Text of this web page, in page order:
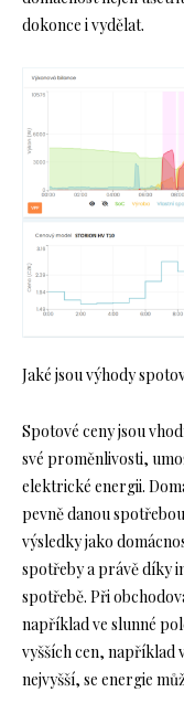
dokonce i vydělat.
Jaké jsou výhody
Spotové ceny jsou
své proměnlivosti,
elektrické energii.
pevně danou
výsledky jako
spotřeby a právě díky
spotřebě. Při
například ve slunné
vyšších cen, například
nejvyšší, se energie